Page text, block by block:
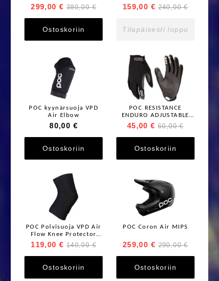
299,00 € 380,00 €
Ostoskoriin
159,00 € 240,00 €
Tilapäisesti loppu
POC kyynärsuoja VPD
Air Elbow
80,00 €
Ostoskoriin
POC RESISTANCE
ENDURO ADJUSTABLE
GLOVE
45,00 € 60,00 €
Ostoskoriin
POC Polvisuoja VPD Air
Flow Knee Protector
Musta
119,00 € 140,00 €
Ostoskoriin
POC Coron Air MIPS
259,00 € 290,00 €
Ostoskoriin